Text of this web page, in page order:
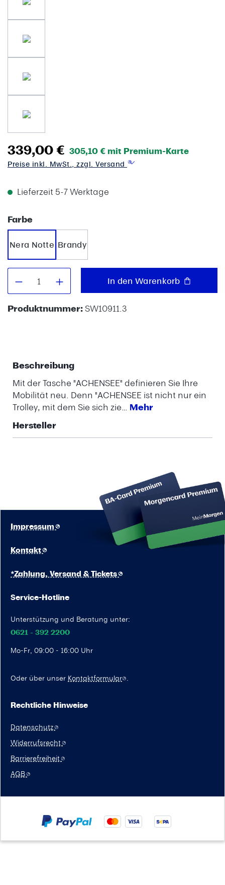
339,00 € 305,10 € mit Premium-Karte
Preise inkl. MwSt., zzgl. Versand
Lieferzeit 5-7 Werktage
Farbeauswählen
Nera Notte Brandy
Produkt Anzahl: Gib denIn den Warenkorb
Produktnummer:SW10911.3
Beschreibung
Mit der Tasche "ACHENSEE" definieren Sie Ihre
Mobilität neu. Denn "ACHENSEE ist nicht nur ein
Trolley, mit dem Sie sich zie… Mehr
Hersteller
Service-Hotline
Unterstützung und Beratung unter:
0621 - 392 2200
Mo-Fr, 09:00 - 16:00 Uhr
Oder über unser Kontaktformular .
Kontakt
Impressum
*Zahlung, Versand & Tickets
Rechtliche Hinweise
Datenschutz
Widerrufsrecht
Barrierefreiheit
AGB